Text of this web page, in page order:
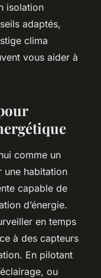
isolation
adaptés,
clima
vous aider à
comme un
une habitation
capable de
d’énergie.
en temps
à des capteurs
En pilotant
ou